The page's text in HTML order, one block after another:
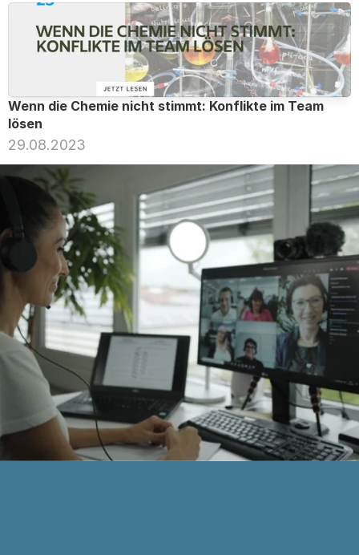
Wenn die Chemie nicht stimmt: Konflikte im Team
lösen
29.08.2023